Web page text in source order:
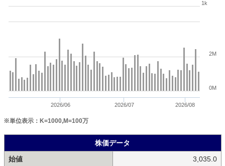
2026/06 2026/07 2026/08
1k
0M
2M
※単位表示：K=1000,M=100万
株価データ
始値
3,035.0